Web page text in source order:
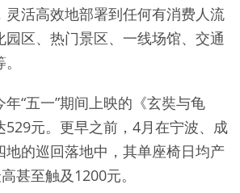
灵活高效地部署到任何有消费人流
园区、热门景区、一线场馆、交通
“五一”期间上映的《玄奘与龟
529元。更早之前，4月在宁波、成
地的巡回落地中，其单座椅日均产
甚至触及1200元。